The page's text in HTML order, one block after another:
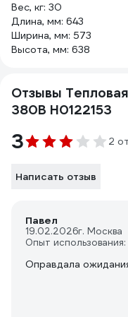
Вес, кг: 30
Длина, мм: 643
Ширина, мм: 573
Высота, мм: 638
Отзывы
380В Н0122153
3 2
Написать отзыв
Павел
19.02.2026г. Москва
Опыт
Оправдала